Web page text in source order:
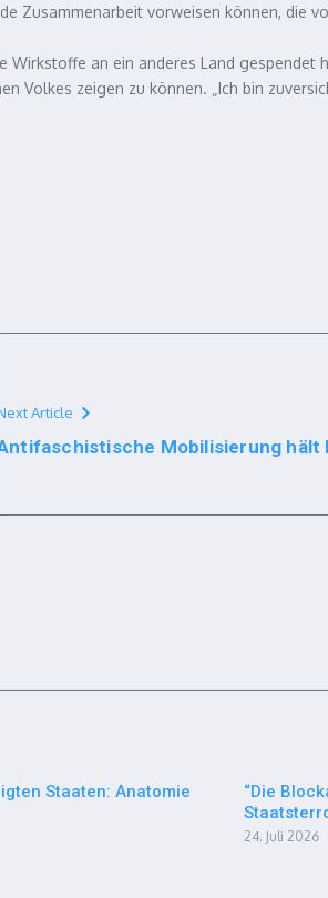
Zusammenarbeit vorweisen können, die
an ein anderes Land gespendet
Volkes zeigen zu können. „Ich bin
Article
Mobilisierung hält
Staaten: Anatomie
“Die
24. Juli 2026